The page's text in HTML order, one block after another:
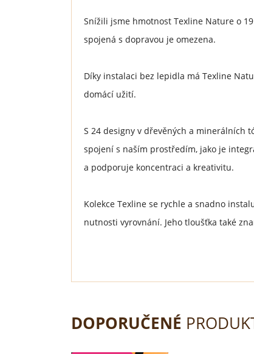
Snížili jsme hmotnost Texline Nature o
spojená s dopravou je omezena.
Díky instalaci bez lepidla má Texline
domácí užití.
S 24 designy v dřevěných a minerálních
spojení s naším prostředím, jako je
a podporuje koncentraci a kreativitu.
Kolekce Texline se rychle a snadno
nutnosti vyrovnání. Jeho tloušťka také
DOPORUČENÉ